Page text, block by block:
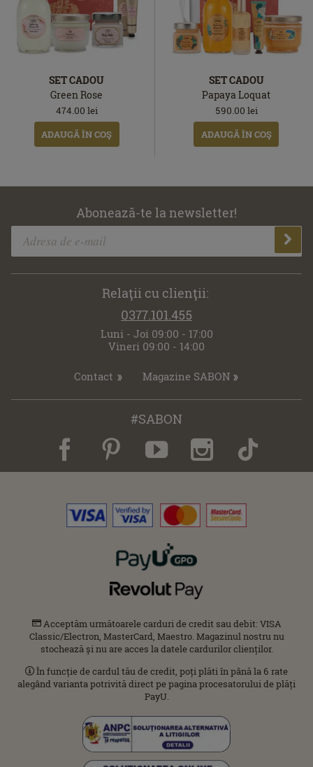
SET CADOU
Green Rose
474.00 lei
ADAUGĂ ÎN COŞ
SET CADOU
Papaya Loquat
590.00 lei
ADAUGĂ ÎN COŞ
Abonează-te la newsletter!
Relaţii cu clienţii:
0377.101.455
Luni - Joi 09:00 - 17:00
Vineri 09:00 - 14:00
Contact Magazine SABON
#SABON
Acceptăm următoarele carduri de credit sau debit: VISA
Classic/Electron, MasterCard, Maestro. Magazinul nostru nu
stochează și nu are acces la datele cardurilor clienților.
În funcție de cardul tău de credit, poți plăti în până la 6 rate
alegând varianta potrivită direct pe pagina procesatorului de plăți
PayU.